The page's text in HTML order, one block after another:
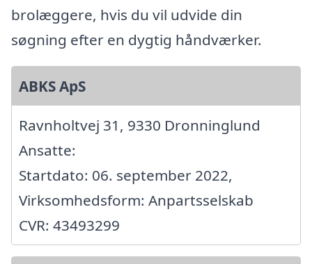
brolæggere, hvis du vil udvide din
søgning efter en dygtig håndværker.
ABKS ApS
Ravnholtvej 31, 9330 Dronninglund
Ansatte:
Startdato: 06. september 2022,
Virksomhedsform: Anpartsselskab
CVR: 43493299